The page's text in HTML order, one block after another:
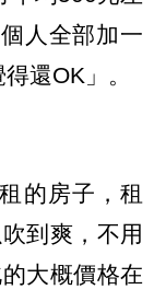
人全部加一
還OK」。
的房子，租
到爽，不用
大概價格在